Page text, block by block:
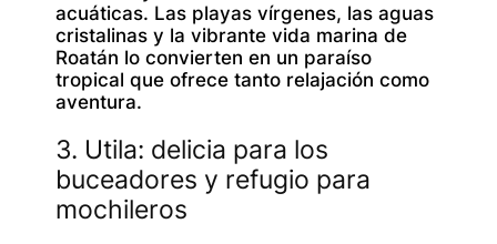
acuáticas. Las playas vírgenes, las aguas
cristalinas y la vibrante vida marina de
Roatán lo convierten en un paraíso
tropical que ofrece tanto relajación como
aventura.
3. Utila: delicia para los
buceadores y refugio para
mochileros